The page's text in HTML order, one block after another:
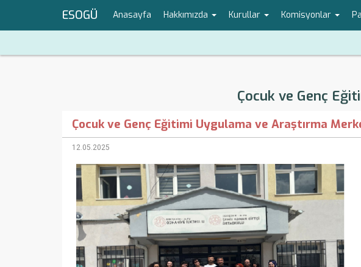
ESOGÜ Anasayfa Hakkımızda Kurullar Komisyonlar
Çocuk ve Genç
Çocuk ve Genç Eğitimi Uygulama ve Araştırma
12.05.2025